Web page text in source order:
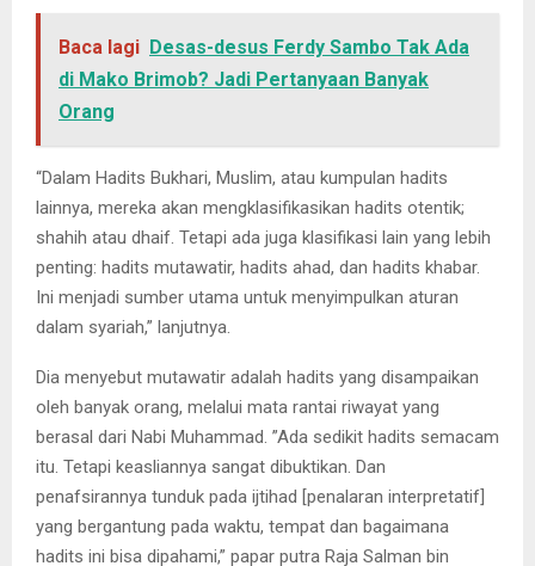
Baca lagi Desas-desus Ferdy Sambo Tak Ada
di Mako Brimob? Jadi Pertanyaan Banyak
Orang
“Dalam Hadits Bukhari, Muslim, atau kumpulan hadits
lainnya, mereka akan mengklasifikasikan hadits otentik;
shahih atau dhaif. Tetapi ada juga klasifikasi lain yang lebih
penting: hadits mutawatir, hadits ahad, dan hadits khabar.
Ini menjadi sumber utama untuk menyimpulkan aturan
dalam syariah,” lanjutnya.
Dia menyebut mutawatir adalah hadits yang disampaikan
oleh banyak orang, melalui mata rantai riwayat yang
berasal dari Nabi Muhammad. ”Ada sedikit hadits semacam
itu. Tetapi keasliannya sangat dibuktikan. Dan
penafsirannya tunduk pada ijtihad [penalaran interpretatif]
yang bergantung pada waktu, tempat dan bagaimana
hadits ini bisa dipahami,” papar putra Raja Salman bin